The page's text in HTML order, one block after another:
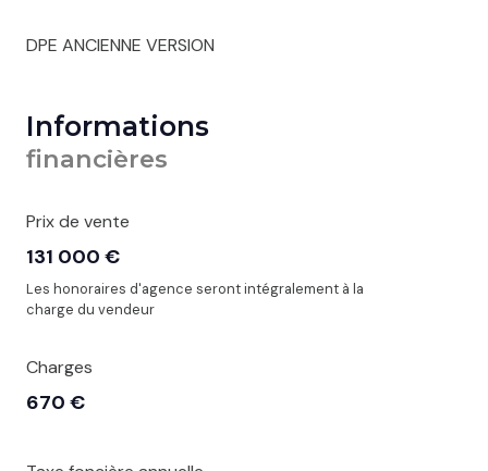
DPE ANCIENNE VERSION
Informations
financières
Prix de vente
131 000 €
Les honoraires d'agence seront intégralement à la
charge du vendeur
Charges
670 €